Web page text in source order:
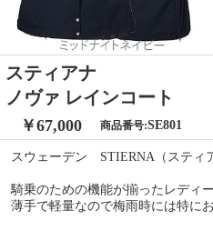
スティアナ
ノヴァ レインコート
￥67,000 商品番号:SE801
スウェーデン STIERNA（スティ
騎乗のための機能が揃ったレディ
薄手で軽量なので梅雨時には特に